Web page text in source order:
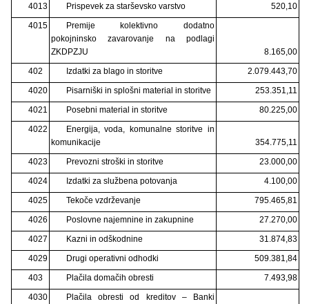
4013
Prispevek za starševsko varstvo
520,10
4015
Premije kolektivno dodatno
pokojninsko zavarovanje na podlagi
ZKDPZJU
8.165,00
402
Izdatki za blago in storitve
2.079.443,70
4020
Pisarniški in splošni material in storitve
253.351,11
4021
Posebni material in storitve
80.225,00
4022
Energija, voda, komunalne storitve in
komunikacije
354.775,11
4023
Prevozni stroški in storitve
23.000,00
4024
Izdatki za službena potovanja
4.100,00
4025
Tekoče vzdrževanje
795.465,81
4026
Poslovne najemnine in zakupnine
27.270,00
4027
Kazni in odškodnine
31.874,83
4029
Drugi operativni odhodki
509.381,84
403
Plačila domačih obresti
7.493,98
4030
Plačila obresti od kreditov – Banki